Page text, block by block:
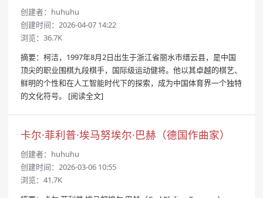
创建者： huhuhu
创建时间：2026-04-07 14:22
浏览：36.7K
摘要：柯洁，1997年8月2日出生于浙江省丽水市缙云县，是中国
顶尖的职业围棋九段棋手，国际级运动健将。他以其卓越的棋艺、
鲜明的个性和在人工智能时代下的探索，成为中国体育界一个独特
的文化符号。 [阅读全文]
卡尔·菲利普·埃马努埃尔·巴赫（德国作曲家）
创建者： huhuhu
创建时间：2026-03-06 10:55
浏览：41.7K